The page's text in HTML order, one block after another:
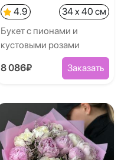
4.9
34 x 40 см
Букет с пионами и
кустовыми розами
8 086₽ Заказать